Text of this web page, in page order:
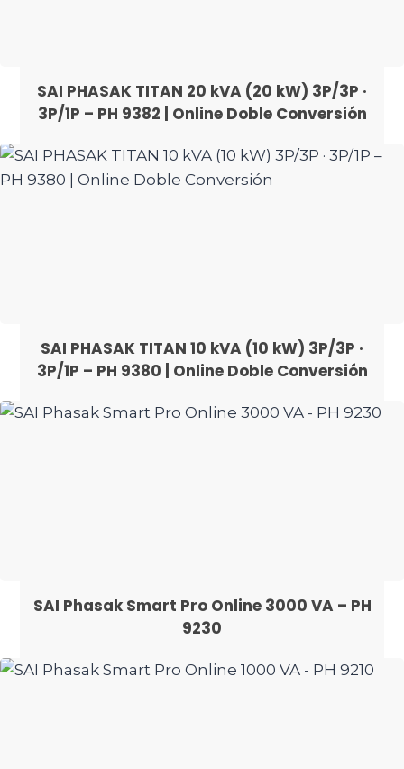
SAI PHASAK TITAN 20 kVA (20 kW) 3P/3P ·
3P/1P – PH 9382 | Online Doble Conversión
SAI PHASAK TITAN 10 kVA (10 kW) 3P/3P ·
3P/1P – PH 9380 | Online Doble Conversión
SAI Phasak Smart Pro Online 3000 VA – PH
9230